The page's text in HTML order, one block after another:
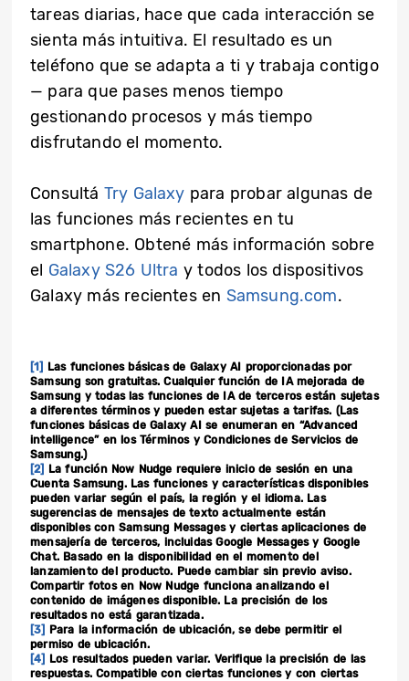
tareas diarias, hace que cada interacción se
sienta más intuitiva. El resultado es un
teléfono que se adapta a ti y trabaja contigo
— para que pases menos tiempo
gestionando procesos y más tiempo
disfrutando el momento.
Consultá Try Galaxy para probar algunas de
las funciones más recientes en tu
smartphone. Obtené más información sobre
el Galaxy S26 Ultra y todos los dispositivos
Galaxy más recientes en Samsung.com.
[1]
Las funciones básicas de Galaxy AI proporcionadas por
Samsung son gratuitas. Cualquier función de IA mejorada de
Samsung y todas las funciones de IA de terceros están sujetas
a diferentes términos y pueden estar sujetas a tarifas. (Las
funciones básicas de Galaxy AI se enumeran en “Advanced
intelligence” en los Términos y Condiciones de Servicios de
Samsung.)
[2]
La función Now Nudge requiere inicio de sesión en una
Cuenta Samsung. Las funciones y características disponibles
pueden variar según el país, la región y el idioma. Las
sugerencias de mensajes de texto actualmente están
disponibles con Samsung Messages y ciertas aplicaciones de
mensajería de terceros, incluidas Google Messages y Google
Chat. Basado en la disponibilidad en el momento del
lanzamiento del producto. Puede cambiar sin previo aviso.
Compartir fotos en Now Nudge funciona analizando el
contenido de imágenes disponible. La precisión de los
resultados no está garantizada.
[3]
Para la información de ubicación, se debe permitir el
permiso de ubicación.
[4]
Los resultados pueden variar. Verifique la precisión de las
respuestas. Compatible con ciertas funciones y con ciertas